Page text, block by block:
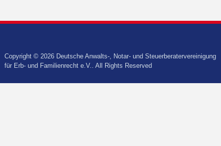
Copyright © 2026 Deutsche Anwalts-, Notar- und Steuerberatervereinigung
für Erb- und Familienrecht e.V.. All Rights Reserved